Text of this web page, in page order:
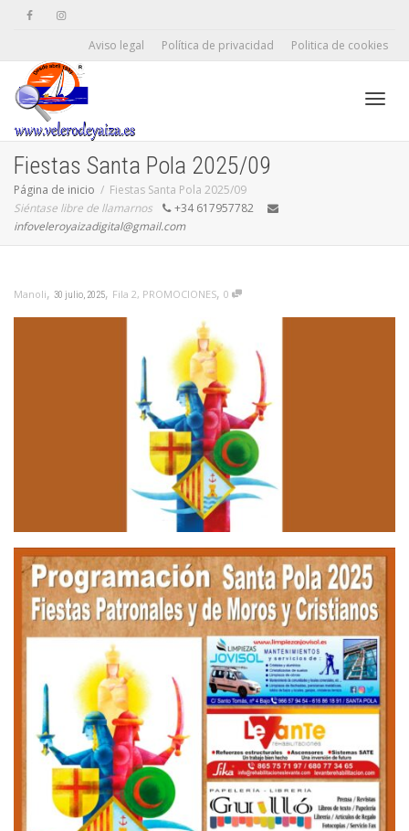
Aviso legal Política de privacidad Politica de cookies
Fiestas Santa Pola 2025/09
Página de inicio
Fiestas Santa Pola 2025/09
Siéntase libre de llamarnos
+34 617957782
infoveleroyaizadigital@gmail.com
Manoli, 30 julio, 2025, Fila 2, PROMOCIONES, 0